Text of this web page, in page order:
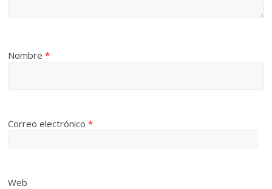
Nombre*
Correo electrónico*
Web